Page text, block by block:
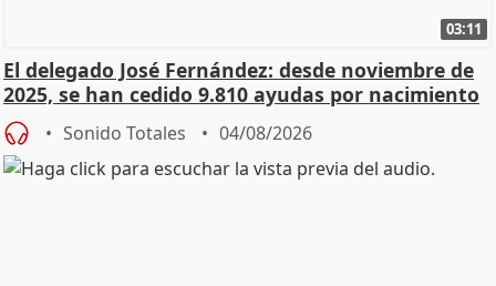
03:11
El delegado José Fernández: desde noviembre de
2025, se han cedido 9.810 ayudas por nacimiento
Sonido Totales 04/08/2026